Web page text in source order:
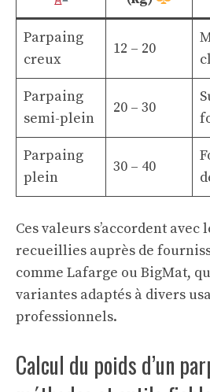
Parpaing
creux
12 – 20
Parpaing
semi-plein
20 – 30
Parpaing
plein
30 – 40
Ces valeurs s’accordent
recueillies auprès de
comme Lafarge ou BigMat,
variantes adaptés à divers
professionnels.
Calcul du poids d’un